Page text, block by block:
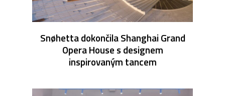
Snøhetta dokončila Shanghai Grand
Opera House s designem
inspirovaným tancem